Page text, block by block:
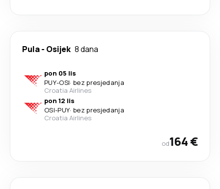
Pula- Osijek 8 dana
pon 05 lis
PUY-OSI· bez presjedanja
Croatia Airlines
pon 12 lis
OSI-PUY· bez presjedanja
Croatia Airlines
od164 €